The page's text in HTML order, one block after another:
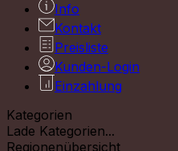
Info
Kontakt
Preisliste
Kunden-Login
Einzahlung
Kategorien
Lade Kategorien...
Regionenübersicht